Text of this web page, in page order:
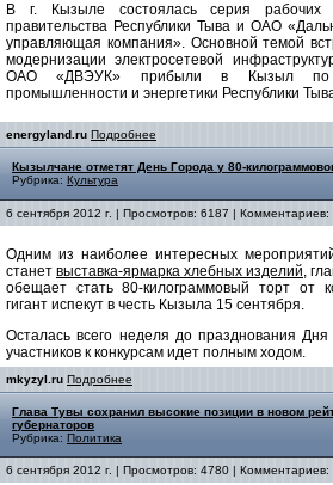
В г. Кызылe состоялась серия рабочих
правительства Республики Тыва и ОАО
управляющая компания». Основной темой
модернизации электросетевой
ОАО «ДВЭУК» прибыли в Кызыл по
промышленности и энергетики Республики
energyland.ru Подробнее
Кызылчане отметят День Города у 80-
Рубрика: Культура
6 сентября 2012 г. | Просмотров: 6187 | Комментариев:
Одним из наиболее интересных
станет выставка-ярмарка хлебных изделий,
обещает стать 80-килограммовый торт от
гигант испекут в честь Кызыла 15 сентября.
Осталась всего неделя до празднования
участников к конкурсам идет полным ходом.
mkyzyl.ru Подробнее
Глава Тувы сохранил высокие позиции в новом
губернаторов
Рубрика: Политика
6 сентября 2012 г. | Просмотров: 4780 | Комментариев: